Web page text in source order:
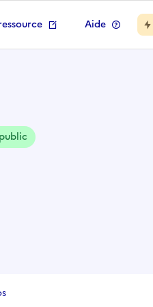
Aide